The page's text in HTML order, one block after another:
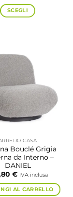
SCEGLI
varianti.
Le
opzioni
possono
essere
scelte
nella
del
prodotto
CASA
Bouclé Grigia
da Interno –
DANIEL
€ IVA inclusa
AL CARRELLO